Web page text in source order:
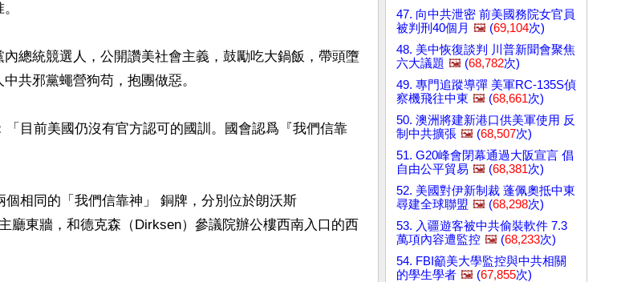
總統競選人，公開讚美社會主義，鼓勵吃大鍋飯，帶頭墮
共邪黨蠅營狗苟，抱團做惡。
「目前美國仍沒有官方認可的國訓。國會認爲『我們信靠
個相同的「我們信靠神」 銅牌，分別位於朗沃斯
廳東牆，和德克森（Dirksen）參議院辦公樓西南入口的西
47. 向中共泄密 前美國務院女官員
被判刑40個月 🖼️ (69,104次)
48. 美中恢復談判 川普新聞會聚焦
六大議題 🖼️ (68,782次)
49. 專門追蹤導彈 美軍RC-135S偵
察機飛往中東 🖼️ (68,661次)
50. 澳洲將建新港口供美軍使用 反
制中共擴張 🖼️ (68,507次)
51. G20峰會閉幕通過大阪宣言 倡
自由公平貿易 🖼️ (68,381次)
52. 美國對伊新制裁 蓬佩奧抵中東
尋建全球聯盟 🖼️ (68,298次)
53. 入疆遊客被中共偷裝軟件 7.3
萬項內容遭監控 🖼️ (68,233次)
54. FBI籲美大學監控與中共相關
的學生學者 🖼️ (67,855次)